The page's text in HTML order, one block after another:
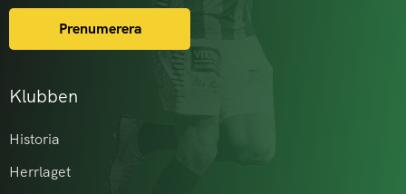
Klubben
Historia
Herrlaget
Prenumerera